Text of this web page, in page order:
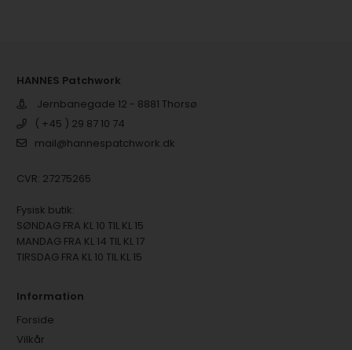
HANNES Patchwork
Jernbanegade 12 - 8881 Thorsø
( +45 ) 29 87 10 74
mail@hannespatchwork.dk
CVR: 27275265
Fysisk butik:
SØNDAG FRA KL 10 TIL KL 15
MANDAG FRA KL 14 TIL KL 17
TIRSDAG FRA KL 10 TIL KL 15
Information
Forside
Vilkår